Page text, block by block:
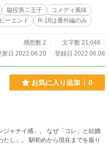
脇役第二王子
コメディ風味
ーエンド R-18は番外編のみ
感想数 2
文字数 21,046
新日 2022.06.20
登録日 2022.06.08
お気に入り追加 0
なぜ「コレ」と結婚
し」。 馴初めから現在までを振り